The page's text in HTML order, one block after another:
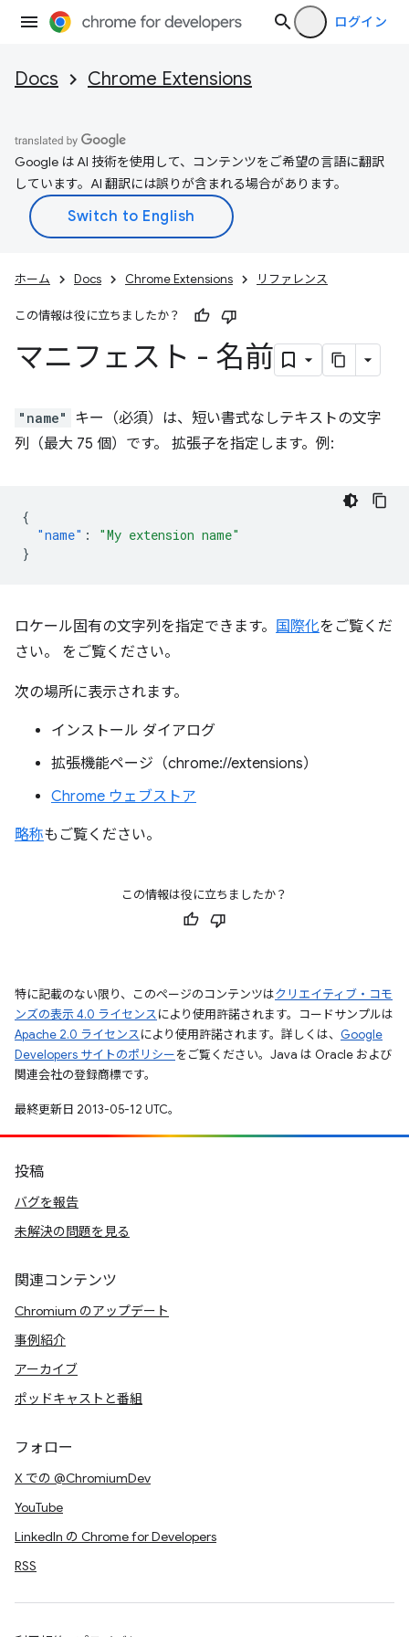
ログイン
Docs Chrome Extensions
Google は AI 技術を使用して、コンテンツをご希望の言語に翻訳
しています。AI 翻訳には誤りが含まれる場合があります。
ホーム Docs Chrome Extensions リファレンス
この情報は役に立ちましたか？
マニフェスト - 名前
"name"
キー（必須）は、短い書式なしテキストの文字
列（最大 75 個）です。 拡張子を指定します。例:
{
"name" :
"My extension name"
}
ロケール固有の文字列を指定できます。 国際化をご覧くだ
さい。 をご覧ください。
次の場所に表示されます。
インストール ダイアログ
拡張機能ページ（chrome://extensions）
Chrome ウェブストア
略称もご覧ください。
この情報は役に立ちましたか？
特に記載のない限り、このページのコンテンツはクリエイティブ・コモ
ンズの表示 4.0 ライセンスにより使用許諾されます。コードサンプルは
Apache 2.0 ライセンスにより使用許諾されます。詳しくは、 Google
Developers サイトのポリシーをご覧ください。Java は Oracle および
関連会社の登録商標です。
最終更新日 2013-05-12 UTC。
投稿
バグを報告
未解決の問題を見る
関連コンテンツ
Chromium のアップデート
事例紹介
アーカイブ
ポッドキャストと番組
フォロー
X での @ChromiumDev
YouTube
LinkedIn の Chrome for Developers
RSS